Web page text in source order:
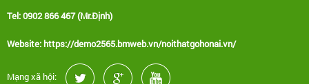
Tel: 0902 866 467 (Mr.Định)
Website: https://demo2565.bmweb.vn/noithatgohonai.vn/
Mạng xã hội: